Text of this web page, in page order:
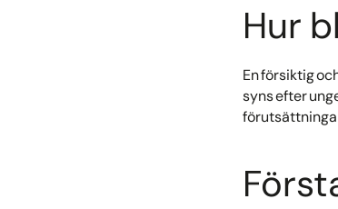
Hur
En försiktig
syns efter